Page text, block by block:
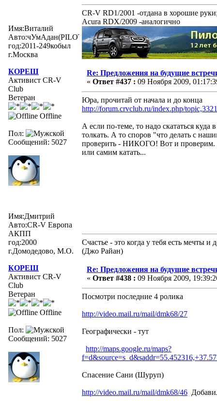
Имя:Виталий
Авто:чУмАдан(PILOTexe)
год:2011-249кобыл
г.Москва
CR-V RD1/2001 -отдана в хорошие
Acura RDX/2009 -аналогично
КОРЕШ
Активист CR-V
Club
Ветеран
Offline
Пол:
Сообщений: 5027
Имя:Дмитрий
Авто:CR-V Европа
АКПП
год:2000
г.Домодедово, М.О.
Re: Предложения на будущие
« Ответ #437 : 09 Ноября 2009,
Юра, прочитай от начала и до конца
http://forum.crvclub.ru/index.php/
А если по-теме, то надо скататься
толкать. А то споров "что делать с
проверить - НИКОГО! Вот и проверим.
или самим катать...
Счастье - это когда у тебя есть мечты
(Джо Райан)
КОРЕШ
Активист CR-V
Club
Ветеран
Offline
Пол:
Сообщений: 5027
Re: Предложения на будущие
« Ответ #438 : 09 Ноября 2009,
Посмотри последние 4 ролика
http://video.mail.ru/mail/dmk68/27
Географически - тут
http://maps.google.ru/maps?
Спасение Сани (Шуруп)
http://video.mail.ru/mail/dmk68/46